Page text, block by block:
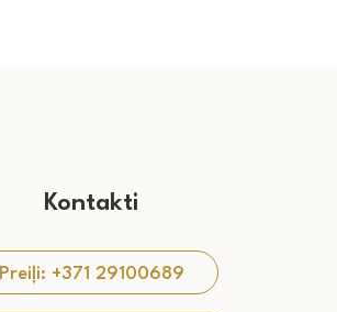
Kontakti
Preiļi: +371 29100689